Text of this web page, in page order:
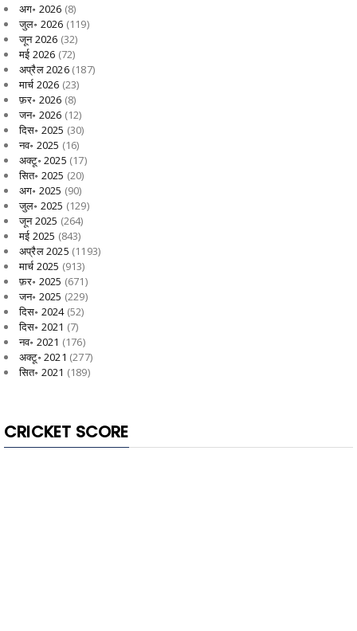
अग॰ 2026 (8)
जुल॰ 2026 (119)
जून 2026 (32)
मई 2026 (72)
अप्रैल 2026(187)
मार्च 2026 (23)
फ़र॰ 2026 (8)
जन॰ 2026 (12)
दिस॰ 2025 (30)
नव॰ 2025 (16)
अक्टू॰ 2025 (17)
सित॰ 2025 (20)
अग॰ 2025 (90)
जुल॰ 2025 (129)
जून 2025 (264)
मई 2025 (843)
अप्रैल 2025 (1193)
मार्च 2025 (913)
फ़र॰ 2025 (671)
जन॰ 2025 (229)
दिस॰ 2024(52)
दिस॰ 2021 (7)
नव॰ 2021 (176)
अक्टू॰ 2021 (277)
सित॰ 2021 (189)
CRICKET SCORE